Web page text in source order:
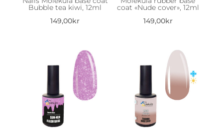
Bubble tea kiwi, 12ml
149,00kr
coat «Nude cover», 12ml
149,00kr